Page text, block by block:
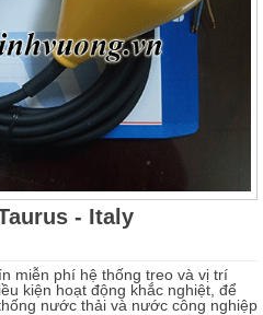
- Italy
miễn phí hệ thống treo và vị trí
kiện hoạt động khắc nghiệt, để
nước thải và nước công nghiệp